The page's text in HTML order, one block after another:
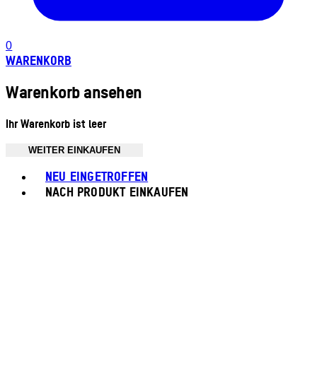
0
WARENKORB
Warenkorb ansehen
Ihr Warenkorb ist leer
WEITER EINKAUFEN
NEU EINGETROFFEN
NACH PRODUKT EINKAUFEN